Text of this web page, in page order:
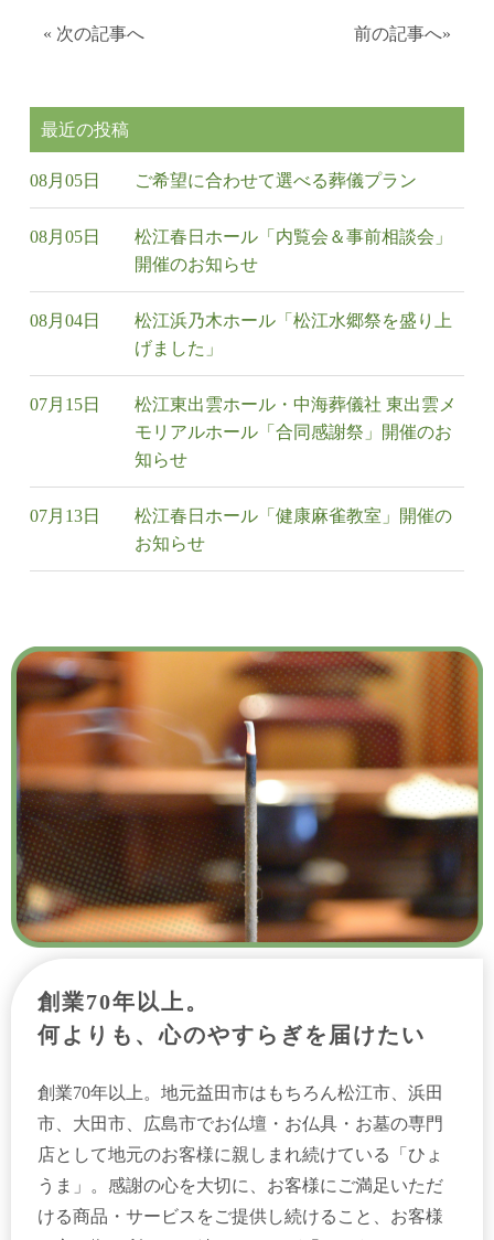
前の記事へ»
« 次の記事へ
最近の投稿
08月05日 ご希望に合わせて選べる葬儀プラン
08月05日
松江春日ホール「内覧会＆事前相談会」
開催のお知らせ
08月04日
松江浜乃木ホール「松江水郷祭を盛り上
げました」
07月15日
松江東出雲ホール・中海葬儀社 東出雲メ
モリアルホール「合同感謝祭」開催のお
知らせ
07月13日
松江春日ホール「健康麻雀教室」開催の
お知らせ
創業70年以上。
何よりも、心のやすらぎを届けたい
創業70年以上。地元益田市はもちろん松江市、浜田
市、大田市、広島市でお仏壇・お仏具・お墓の専門
店として地元のお客様に親しまれ続けている「ひょ
うま」。感謝の心を大切に、お客様にご満足いただ
ける商品・サービスをご提供し続けること、お客様